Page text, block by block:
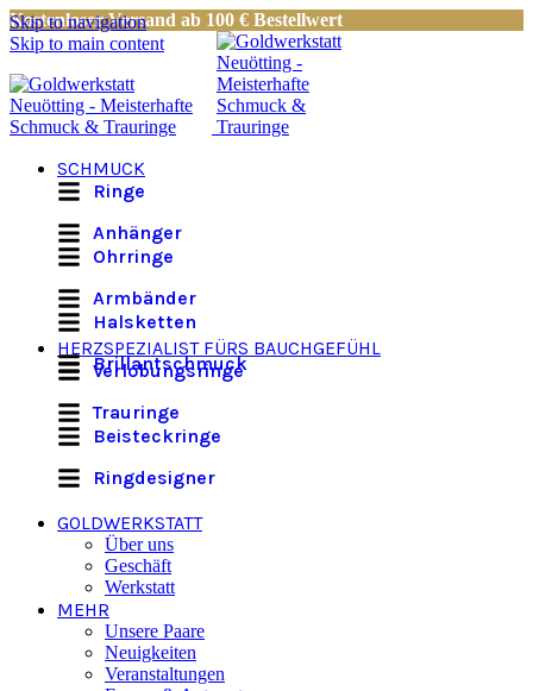
Skip to navigation
Skip to main content
Kostenloser Versand ab 100 € Bestellwert
SCHMUCK
Ringe
Anhänger
Ohrringe
Armbänder
Halsketten
Brillantschmuck
HERZSPEZIALIST FÜRS BAUCHGEFÜHL
Verlobungsringe
Trauringe
Beisteckringe
Ringdesigner
GOLDWERKSTATT
Über uns
Geschäft
Werkstatt
MEHR
Unsere Paare
Neuigkeiten
Veranstaltungen